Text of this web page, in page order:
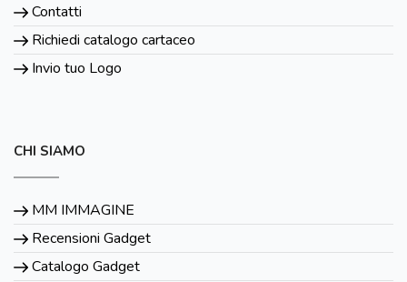
Contatti
Richiedi catalogo cartaceo
Invio tuo Logo
CHI SIAMO
MM IMMAGINE
Recensioni Gadget
Catalogo Gadget